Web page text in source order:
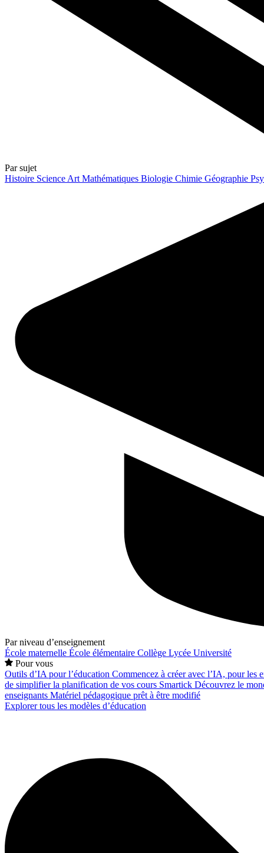
Par sujet
Histoire Science Art Mathématiques Biologie Chimie Géographie
Par niveau d’enseignement
École maternelle École élémentaire Collège Lycée Université
Pour vous
Outils d’IA pour l’éducation Commencez à créer avec l’IA, pour les
de simplifier la planification de vos cours Smartick Découvrez le
enseignants Matériel pédagogique prêt à être modifié
Explorer tous les modèles d’éducation